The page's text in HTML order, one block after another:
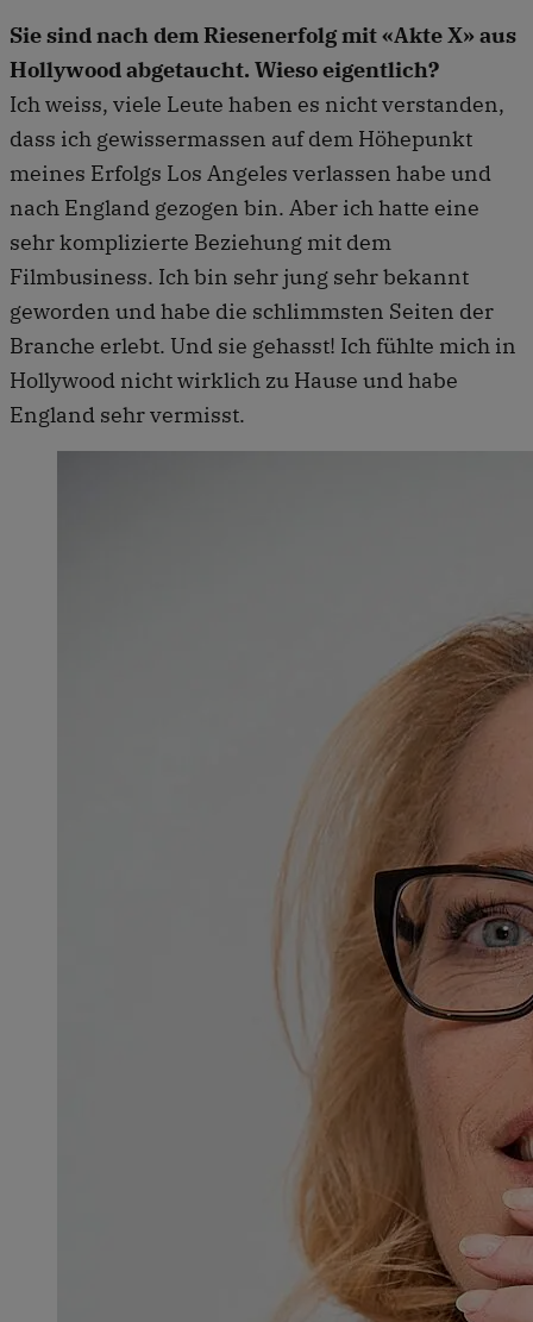
Sie sind nach dem Riesenerfolg mit «Akte X» aus
Hollywood abgetaucht. Wieso eigentlich?
Ich weiss, viele Leute haben es nicht verstanden,
dass ich gewissermassen auf dem Höhepunkt
meines Erfolgs Los Angeles verlassen habe und
nach England gezogen bin. Aber ich hatte eine
sehr komplizierte Beziehung mit dem
Filmbusiness. Ich bin sehr jung sehr bekannt
geworden und habe die schlimmsten Seiten der
Branche erlebt. Und sie gehasst! Ich fühlte mich in
Hollywood nicht wirklich zu Hause und habe
England sehr vermisst.